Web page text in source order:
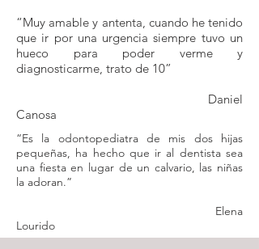
“Muy amable y antenta, cuando he tenido
que ir por una urgencia siempre tuvo un
hueco para poder verme y
diagnosticarme, trato de 10”
Daniel
Canosa
“Es la odontopediatra de mis dos hijas
pequeñas, ha hecho que ir al dentista sea
una fiesta en lugar de un calvario, las niñas
la adoran.”
Elena
Lourido